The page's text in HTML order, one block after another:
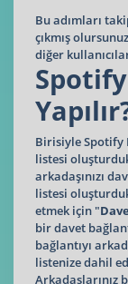
Bu adımları
çıkmış
diğer
Birisiyle Spotify
listesi
arkadaşınızı
listesi
etmek için "
bir davet
bağlantıyı
listenize dahil
Arkadaşlarınız